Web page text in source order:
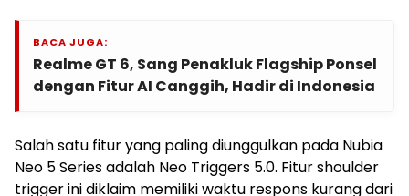
BACA JUGA:
Realme GT 6, Sang Penakluk Flagship Ponsel
dengan Fitur AI Canggih, Hadir di Indonesia
Salah satu fitur yang paling diunggulkan pada Nubia
Neo 5 Series adalah Neo Triggers 5.0. Fitur shoulder
trigger ini diklaim memiliki waktu respons kurang dari